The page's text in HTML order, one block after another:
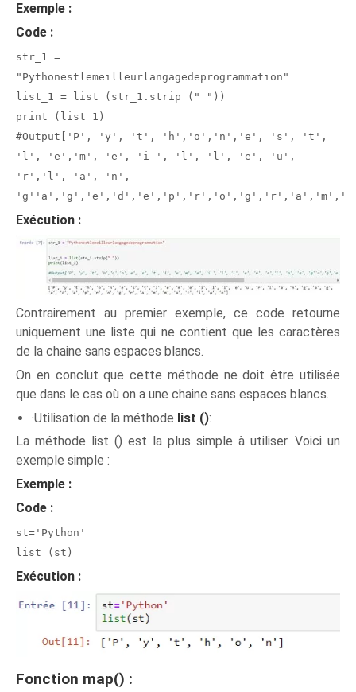
Exemple :
Code :
str_1 =
"Pythonestlemeilleurlangagedeprogrammation"
list_1 = list (str_1.strip (" "))
print (list_1)
#Output['P', 'y', 't', 'h','o','n','e', 's', 't',
'l', 'e','m', 'e', 'i ', 'l', 'l', 'e', 'u',
'r','l', 'a', 'n',
Exécution :
Contrairement au premier exemple, ce code retourne
uniquement une liste qui ne contient que les caractères
de la chaine sans espaces blancs.
On en conclut que cette méthode ne doit être utilisée
que dans le cas où on a une chaine sans espaces blancs.
·Utilisation de la méthode list ():
La méthode list () est la plus simple à utiliser. Voici un
exemple simple :
Exemple :
Code :
st='Python'
list (st)
Exécution :
Fonction map() :